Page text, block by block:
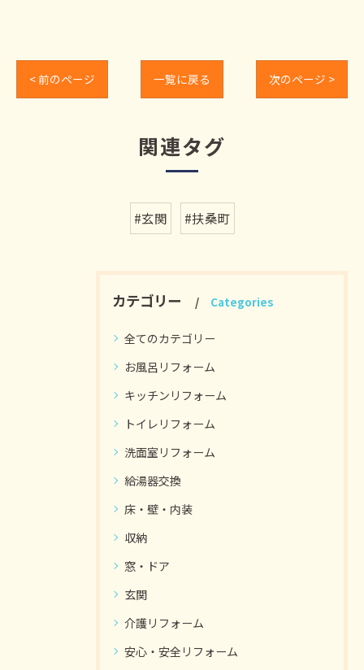
< 前のページ 一覧に戻る 次のページ >
関連タグ
#玄関 #扶桑町
カテゴリー Categories
全てのカテゴリー
お風呂リフォーム
キッチンリフォーム
トイレリフォーム
洗面室リフォーム
給湯器交換
床・壁・内装
収納
窓・ドア
玄関
介護リフォーム
安心・安全リフォーム